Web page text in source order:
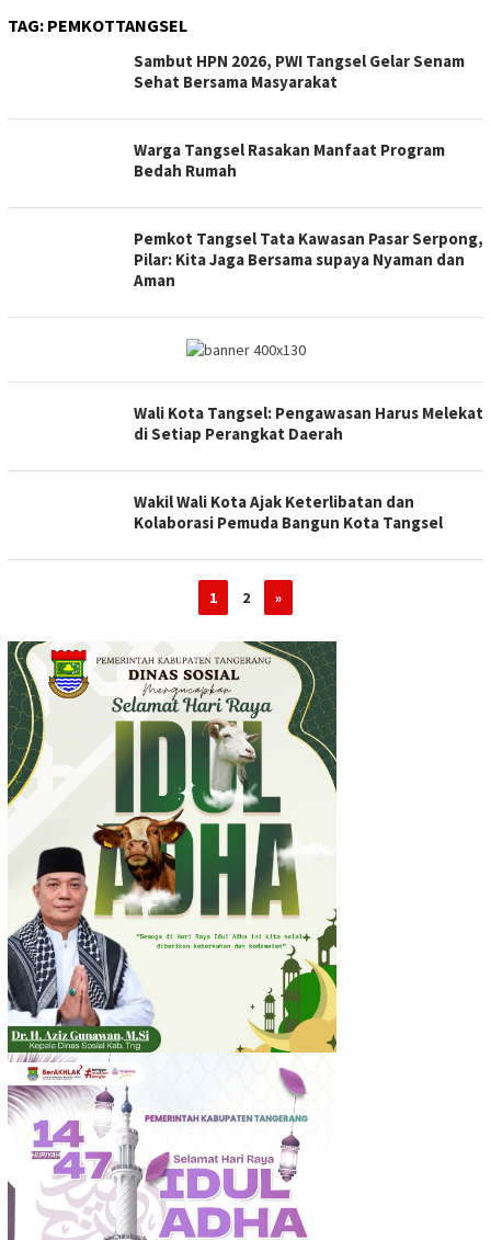
TAG: PEMKOTTANGSEL
Sambut HPN 2026, PWI Tangsel Gelar Senam
Sehat Bersama Masyarakat
Warga Tangsel Rasakan Manfaat Program
Bedah Rumah
Pemkot Tangsel Tata Kawasan Pasar Serpong,
Pilar: Kita Jaga Bersama supaya Nyaman dan
Aman
Wali Kota Tangsel: Pengawasan Harus Melekat
di Setiap Perangkat Daerah
Wakil Wali Kota Ajak Keterlibatan dan
Kolaborasi Pemuda Bangun Kota Tangsel
1 2 »